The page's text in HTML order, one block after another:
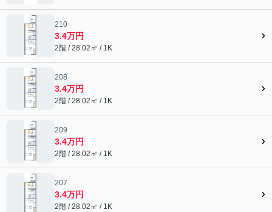
210
3.4万円
2階 / 28.02㎡ / 1K
208
3.4万円
2階 / 28.02㎡ / 1K
209
3.4万円
2階 / 28.02㎡ / 1K
207
3.4万円
2階 / 28.02㎡ / 1K